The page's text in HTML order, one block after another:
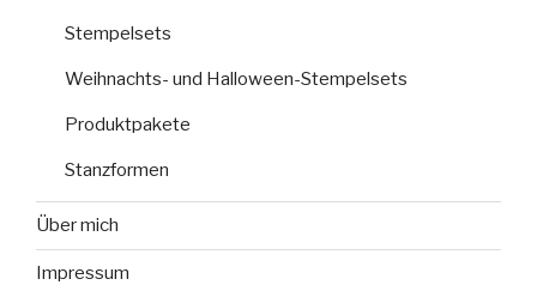
Stempelsets
Weihnachts- und Halloween-Stempelsets
Produktpakete
Stanzformen
Über mich
Impressum